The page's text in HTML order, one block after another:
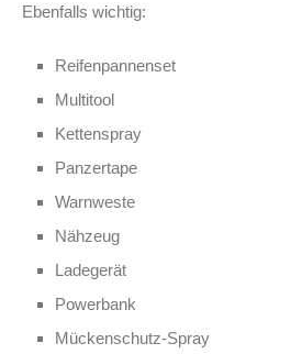
Ebenfalls wichtig:
Reifenpannenset
Multitool
Kettenspray
Panzertape
Warnweste
Nähzeug
Ladegerät
Powerbank
Mückenschutz-Spray